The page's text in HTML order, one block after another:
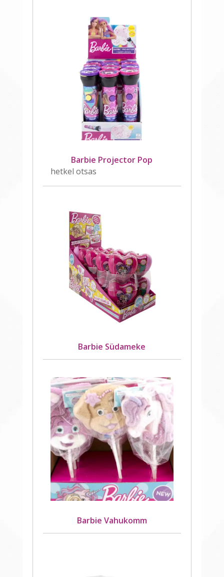
Barbie Projector Pop
hetkel otsas
Barbie Südameke
Barbie Vahukomm